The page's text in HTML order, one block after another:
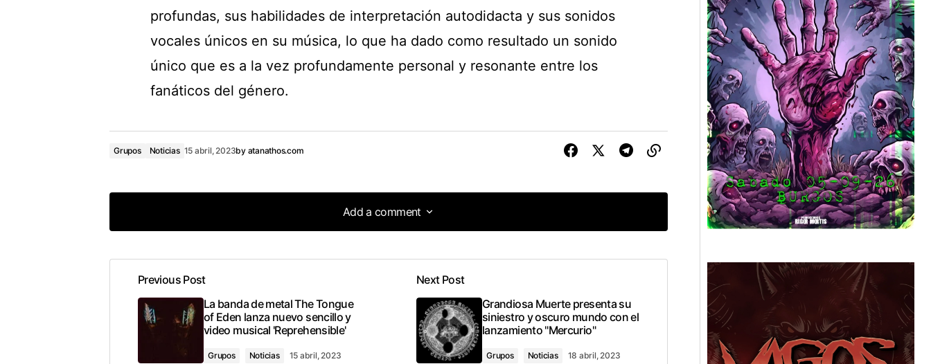
profundas, sus habilidades de interpretación autodidacta y sus sonidos
vocales únicos en su música, lo que ha dado como resultado un sonido
único que es a la vez profundamente personal y resonante entre los
fanáticos del género.
Grupos Noticias 15 abril, 2023by atanathos.com
Add a comment
Add a comment
conectado
Previous Post
La banda de metal The Tongue
of Eden lanza nuevo sencillo y
video musical 'Reprehensible'
Grupos Noticias 15 abril, 2023
Next Post
Grandiosa Muerte presenta su
siniestro y oscuro mundo con el
lanzamiento "Mercurio"
Grupos Noticias 18 abril, 2023